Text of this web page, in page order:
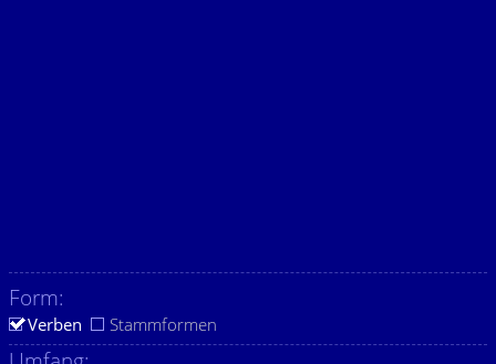
Form:
Verben Stammformen